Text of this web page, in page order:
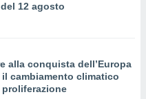
12 agosto
alla conquista dell’Europa
cambiamento climatico